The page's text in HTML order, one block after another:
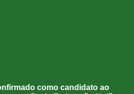
como candidato ao